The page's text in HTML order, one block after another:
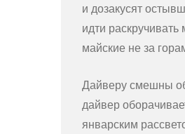
и дозакусят
идти
майские не за
Дайверу смешны
дайвер
январским